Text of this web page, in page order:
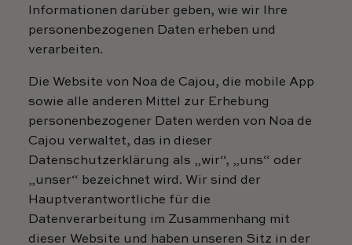
Informationen darüber geben, wie wir Ihre
personenbezogenen Daten erheben und
verarbeiten.
Die Website von Noa de Cajou, die mobile App
sowie alle anderen Mittel zur Erhebung
personenbezogener Daten werden von Noa de
Cajou verwaltet, das in dieser
Datenschutzerklärung als „wir“, „uns“ oder
„unser“ bezeichnet wird. Wir sind der
Hauptverantwortliche für die
Datenverarbeitung im Zusammenhang mit
dieser Website und haben unseren Sitz in der